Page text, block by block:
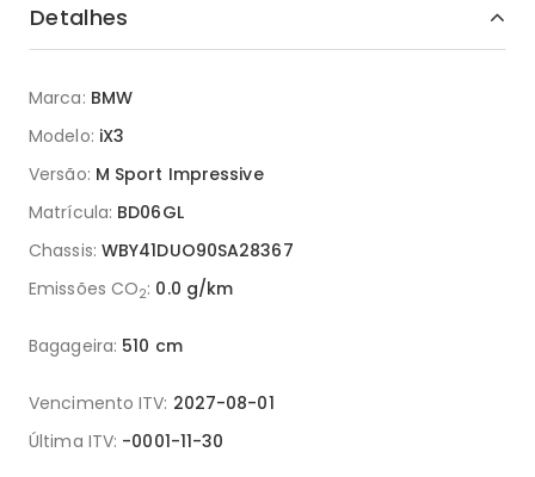
Detalhes
Marca: BMW
Modelo: iX3
Versão: M Sport Impressive
Matrícula: BD06GL
Chassis: WBY41DUO90SA28367
Emissões CO2: 0.0 g/km
Bagageira: 510 cm
Vencimento ITV: 2027-08-01
Última ITV: -0001-11-30